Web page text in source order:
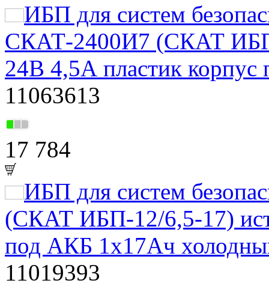
ИБП для систем
СКАТ-2400И7 (СКАТ
24В 4,5А пластик
11063613
17 784
ИБП для систем
(СКАТ ИБП-12/6,5-17)
под АКБ 1х17Ач
11019393